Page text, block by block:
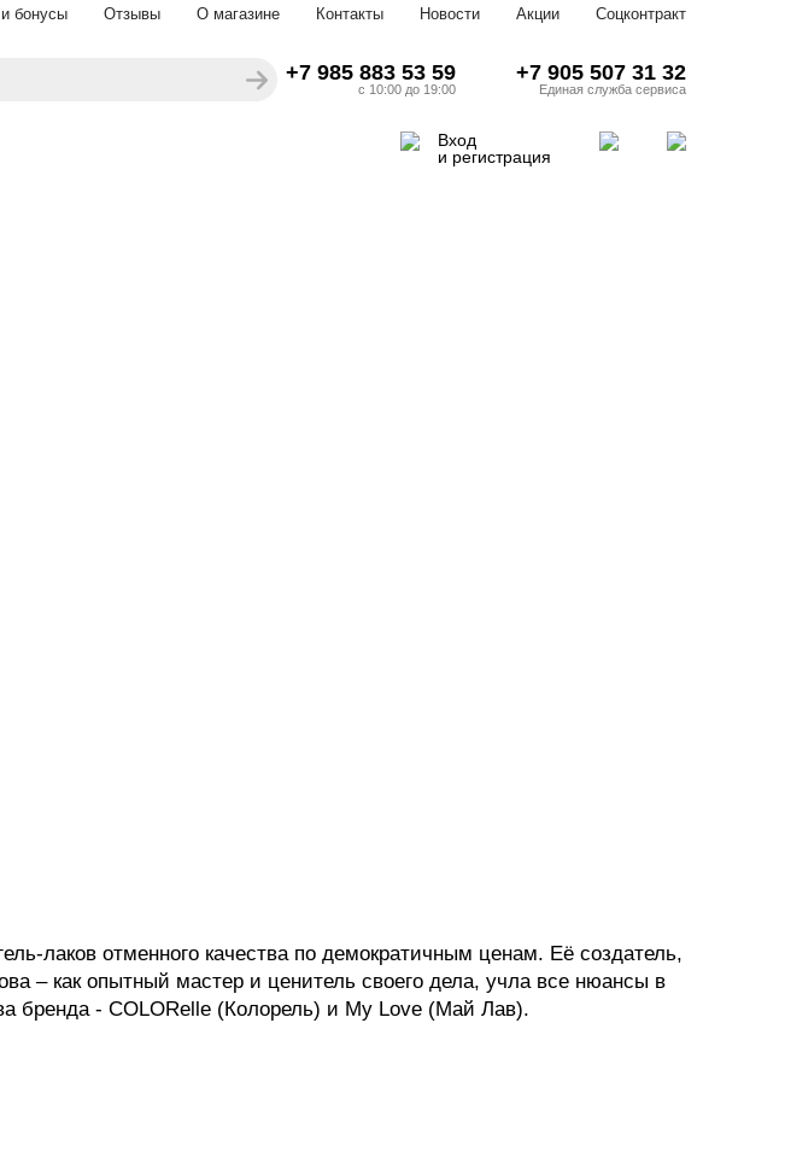
бонусы Отзывы О магазине Контакты Новости Акции Соцконтракт
+7 985 883 53 59
с 10:00 до 19:00
+7 905 507 31 32
Единая служба сервиса
Вход
и регистрация
лаков отменного качества по демократичным ценам. Её создатель,
– как опытный мастер и ценитель своего дела, учла все нюансы в
бренда - COLORelle (Колорель) и My Love (Май Лав).